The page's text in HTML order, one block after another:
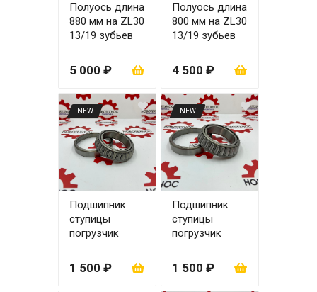
Полуось длина
880 мм на ZL30
13/19 зубьев
5 000 ₽
Полуось длина
800 мм на ZL30
13/19 зубьев
4 500 ₽
NEW
Подшипник
ступицы
погрузчик
1 500 ₽
NEW
Подшипник
ступицы
погрузчик
1 500 ₽